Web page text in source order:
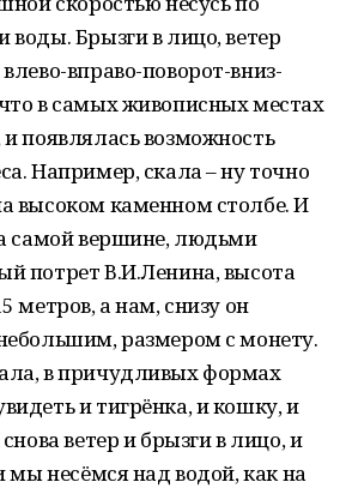
воды. Брызги в лицо, ветер
вправо-поворот-вниз-
в самых живописных местах
появлялась возможность
Например, скала – ну точно
высоком каменном столбе. И
самой вершине, людьми
потрет В.И.Ленина, высота
метров, а нам, снизу он
размером с монету.
в причудливых формах
и тигрёнка, и кошку, и
ветер и брызги в лицо, и
мы несёмся над водой, как на